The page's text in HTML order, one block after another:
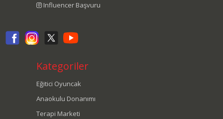
Influencer Başvuru
Kategoriler
Eğitici Oyuncak
Anaokulu Donanımı
Terapi Marketi